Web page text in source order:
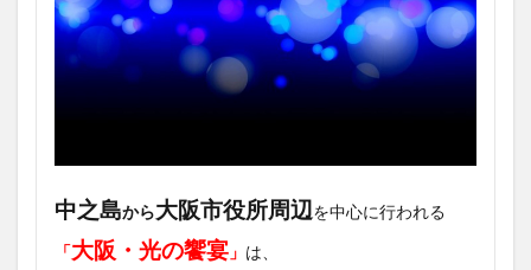
中之島から大阪市役所周辺を中心に行われる
「大阪・光の饗宴 」 は、